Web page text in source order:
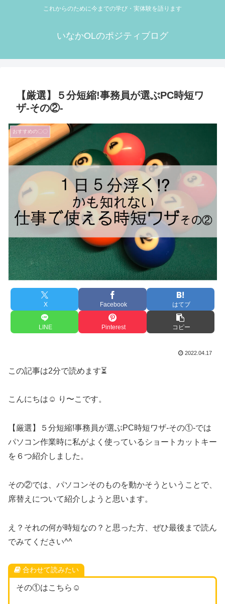
これからのために今までの学び・実体験を語ります
いなかOLのポジティブログ
【厳選】５分短縮!事務員が選ぶPC時短ワ
ザ-その②-
おすすめの〇〇
X Facebook はてブ
LINE Pinterest コピー
2022.04.17
この記事は2分で読めます⏳
こんにちは☺︎ り〜こです。
【厳選】５分短縮!事務員が選ぶPC時短ワザ-その①-では
パソコン作業時に私がよく使っているショートカットキー
を６つ紹介しました。
その②では、パソコンそのものを動かそうということで、
席替えについて紹介しようと思います。
え？それの何が時短なの？と思った方、ぜひ最後まで読ん
でみてください^^
合わせて読みたい
その①はこちら☺︎